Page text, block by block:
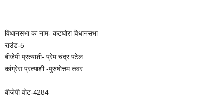
विधानसभा का नाम- कटघोरा विधानसभा
राउंड-5
बीजेपी प्रत्याशी- प्रेम चंद्र पटेल
कांग्रेस प्रत्याशी -पुरुषोत्तम कंवर
बीजेपी वोट-4284